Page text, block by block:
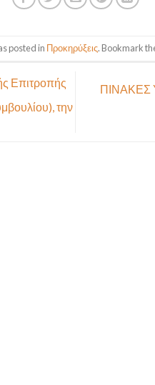
posted in Προκηρύξεις. Bookmark
Επιτροπής
την